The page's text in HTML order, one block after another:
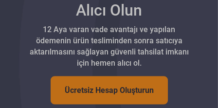
Alıcı Olun
12 Aya varan vade avantajı ve yapılan
ödemenin ürün tesliminden sonra satıcıya
aktarılmasını sağlayan güvenli tahsilat imkanı
için hemen alıcı ol.
Ücretsiz Hesap Oluşturun